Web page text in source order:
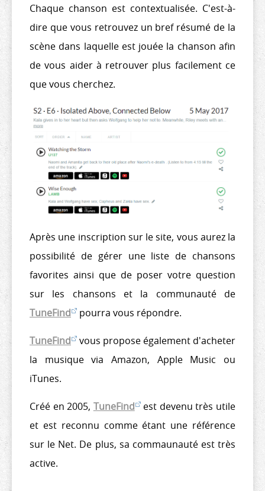
Chaque chanson est contextualisée. C'est-à-
dire que vous retrouvez un bref résumé de la
scène dans laquelle est jouée la chanson afin
de vous aider à retrouver plus facilement ce
que vous cherchez.
Après une inscription sur le site, vous aurez la
possibilité de gérer une liste de chansons
favorites ainsi que de poser votre question
sur les chansons et la communauté de
TuneFind
pourra vous répondre.
TuneFind
vous propose également d'acheter
la musique via Amazon, Apple Music ou
iTunes.
Créé en 2005, TuneFind est devenu très utile
et est reconnu comme étant une référence
sur le Net. De plus, sa commaunauté est très
active.